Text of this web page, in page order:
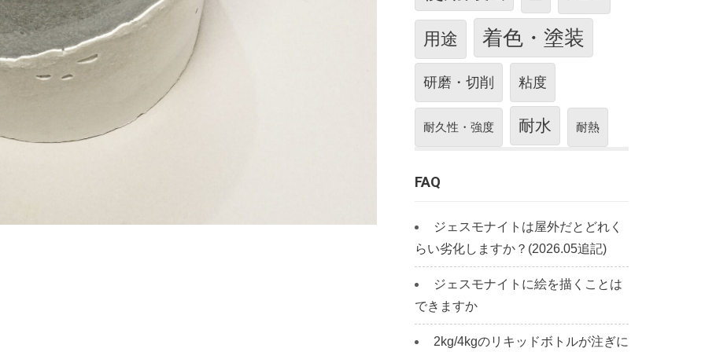
用途 着色・塗装
研磨・切削 粘度
耐久性・強度 耐水 耐熱
FAQ
ジェスモナイトは屋外だとどれく
らい劣化しますか？(2026.05追記)
ジェスモナイトに絵を描くことは
できますか
2kg/4kgのリキッドボトルが注ぎに